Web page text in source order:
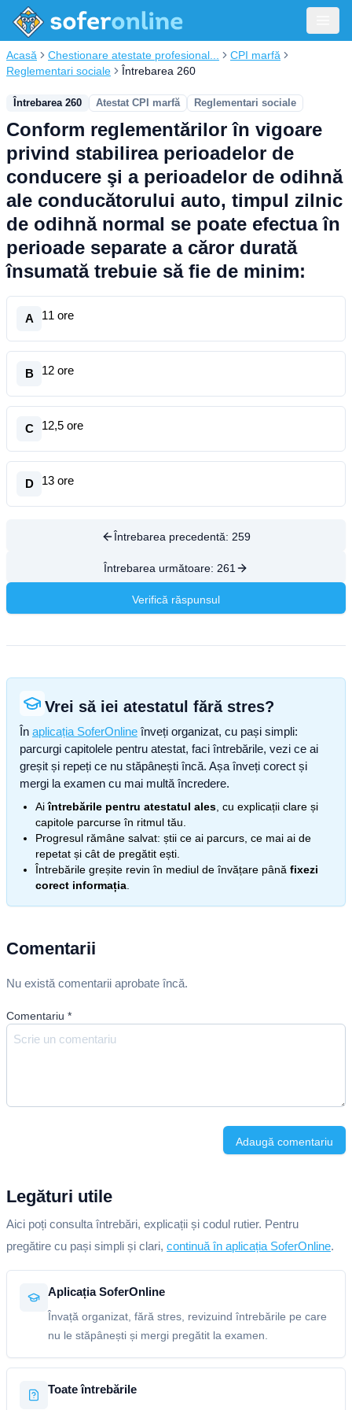
Acasă Chestionare atestate profesional...
CPI marfă
Reglementari sociale
Întrebarea 260
Întrebarea 260 Atestat CPI marfă Reglementari sociale
Conform reglementărilor în vigoare
privind stabilirea perioadelor de
conducere şi a perioadelor de odihnă
ale conducătorului auto, timpul zilnic
de odihnă normal se poate efectua în
perioade separate a căror durată
însumată trebuie să fie de minim:
A 11 ore
B 12 ore
C 12,5 ore
D 13 ore
Întrebarea precedentă: 259
Întrebarea următoare: 261
Verifică răspunsul
Vrei să iei atestatul fără stres?
În aplicația SoferOnline înveți organizat, cu pași simpli:
parcurgi capitolele pentru atestat, faci întrebările, vezi ce ai
greșit și repeți ce nu stăpânești încă. Așa înveți corect și
mergi la examen cu mai multă încredere.
Aiîntrebările pentru atestatul ales , cu explicații clare și
capitole parcurse în ritmul tău.
Progresul rămâne salvat: știi ce ai parcurs, ce mai ai de
repetat și cât de pregătit ești.
Întrebările greșite revin în mediul de învățare până fixezi
corect informația
Comentarii
Nu există comentarii aprobate încă.
Comentariu *
Adaugă comentariu
Legături utile
Aici poți consulta întrebări, explicații și codul rutier. Pentru
pregătire cu pași simpli și clari, continuă în aplicația SoferOnline.
Aplicația SoferOnline
Învață organizat, fără stres, revizuind întrebările pe care
nu le stăpânești și mergi pregătit la examen.
Toate întrebările